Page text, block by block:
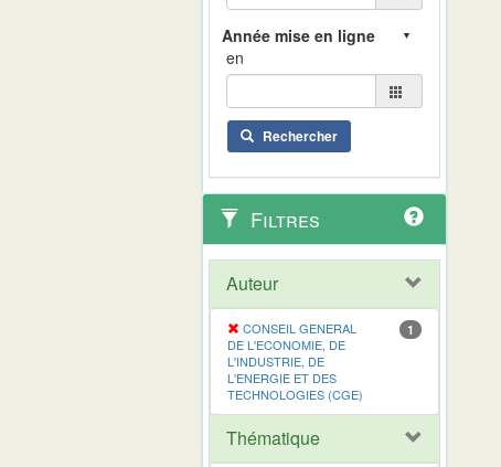
en
Rechercher
Filtres
Auteur
CONSEIL GENERAL
DE L'ECONOMIE, DE
L'INDUSTRIE, DE
L'ENERGIE ET DES
TECHNOLOGIES (CGE)
1
Thématique